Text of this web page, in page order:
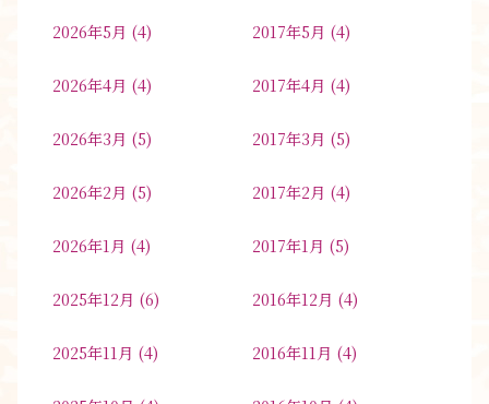
2026年5月 (4)
2026年4月 (4)
2026年3月 (5)
2026年2月 (5)
2026年1月 (4)
2025年12月 (6)
2025年11月 (4)
2017年5月 (4)
2017年4月 (4)
2017年3月 (5)
2017年2月 (4)
2017年1月 (5)
2016年12月 (4)
2016年11月 (4)